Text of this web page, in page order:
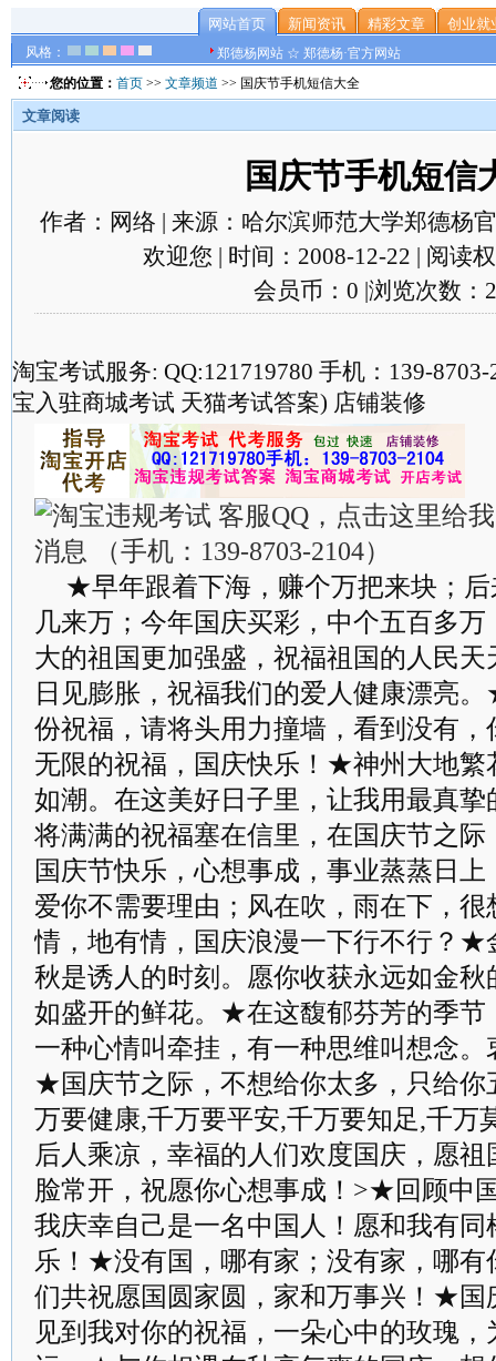
风格：
网站首页 新闻资讯 精彩文章 创业就
郑德杨网站 ☆ 郑德杨·官方网站
您的位置： 首页 >> 文章频道 >> 国庆节手机短信大全
文章阅读
国庆节手机短信
作者：网络 | 来源：哈尔滨师范大学郑德杨
欢迎您 | 时间：2008-12-22 | 阅读
会员币：0 |浏览次数：
淘宝考试服务: QQ:121719780 手机：139-
宝入驻商城考试 天猫考试答案) 店铺装修
★早年跟着下海，赚个万把来块；
几来万；今年国庆买彩，中个五百多
大的祖国更加强盛，祝福祖国的人民
日见膨胀，祝福我们的爱人健康漂亮
份祝福，请将头用力撞墙，看到没有
无限的祝福，国庆快乐！★神州大地繁
如潮。在这美好日子里，让我用最真
将满满的祝福塞在信里，在国庆节之
国庆节快乐，心想事成，事业蒸蒸日
爱你不需要理由；风在吹，雨在下，
情，地有情，国庆浪漫一下行不行？★
秋是诱人的时刻。愿你收获永远如金
如盛开的鲜花。★在这馥郁芬芳的季节
一种心情叫牵挂，有一种思维叫想念
★国庆节之际，不想给你太多，只给你
万要健康,千万要平安,千万要知足,千
后人乘凉，幸福的人们欢度国庆，愿
脸常开，祝愿你心想事成！>★回顾中
我庆幸自己是一名中国人！愿和我有
乐！★没有国，哪有家；没有家，哪有
们共祝愿国圆家圆，家和万事兴！★国
见到我对你的祝福，一朵心中的玫瑰